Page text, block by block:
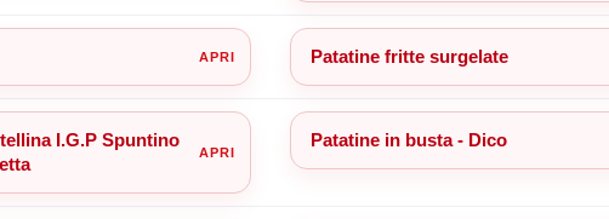
Patatine fritte surgelate
I.G.P Spuntino
Patatine in busta - Dico